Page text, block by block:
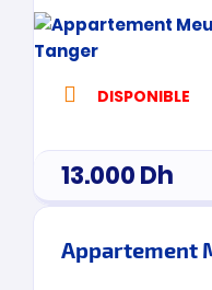
DISPONIBLE
13.000Dh